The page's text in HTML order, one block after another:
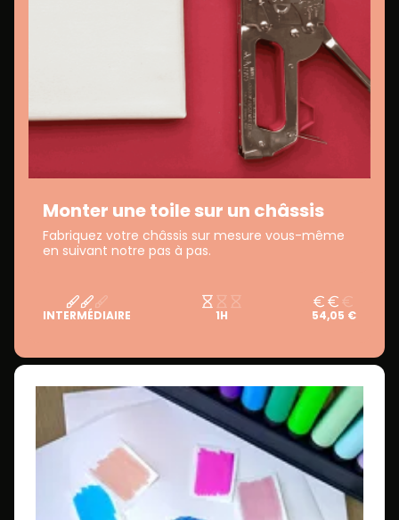
Monter une toile sur un châssis
Fabriquez votre châssis sur mesure vous-même
en suivant notre pas à pas.
INTERMÉDIAIRE 1H 54,05 €